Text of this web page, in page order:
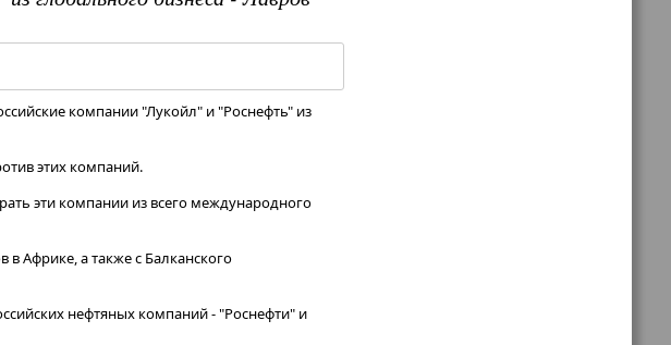
компании "Лукойл" и "Роснефть" из
этих компаний​​​.
эти компании из всего международного
Африке, а также с Балканского
нефтяных компаний - "Роснефти" и